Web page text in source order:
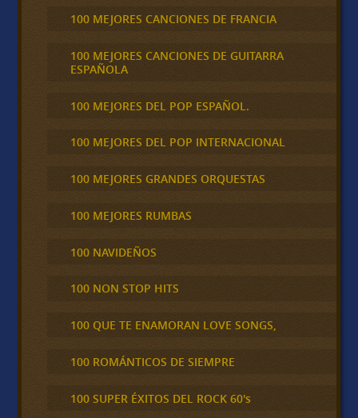
100 MEJORES CANCIONES DE FRANCIA
100 MEJORES CANCIONES DE GUITARRA
ESPAÑOLA
100 MEJORES DEL POP ESPAÑOL.
100 MEJORES DEL POP INTERNACIONAL
100 MEJORES GRANDES ORQUESTAS
100 MEJORES RUMBAS
100 NAVIDEÑOS
100 NON STOP HITS
100 QUE TE ENAMORAN LOVE SONGS,
100 ROMÁNTICOS DE SIEMPRE
100 SUPER ÉXITOS DEL ROCK 60's